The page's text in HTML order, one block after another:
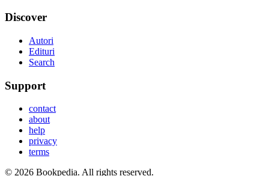
Discover
Autori
Edituri
Search
Support
contact
about
help
privacy
terms
© 2026 Bookpedia. All rights reserved.